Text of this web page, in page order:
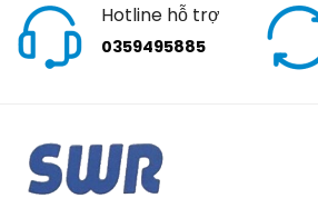
Hotline hỗ trợ
0359495885